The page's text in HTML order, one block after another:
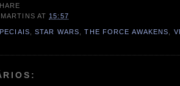
AT 15:57
,STAR WARS ,THE FORCE AWAKENS